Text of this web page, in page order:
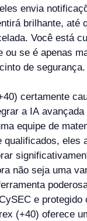
envia
brilhante, até
Você está
ou se é apenas
de segurança.
certamente
a IA
equipe de
qualificados, eles
não seja uma
e
(+40) oferece